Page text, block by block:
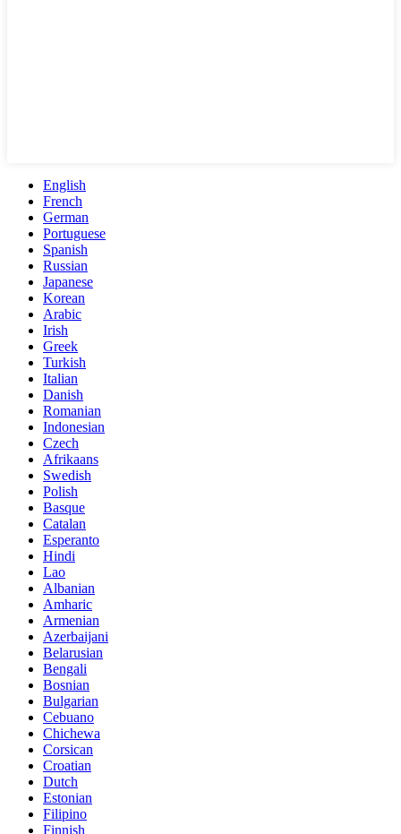
English
French
German
Portuguese
Spanish
Russian
Japanese
Korean
Arabic
Irish
Greek
Turkish
Italian
Danish
Romanian
Indonesian
Czech
Afrikaans
Swedish
Polish
Basque
Catalan
Esperanto
Hindi
Lao
Albanian
Amharic
Armenian
Azerbaijani
Belarusian
Bengali
Bosnian
Bulgarian
Cebuano
Chichewa
Corsican
Croatian
Dutch
Estonian
Filipino
Finnish